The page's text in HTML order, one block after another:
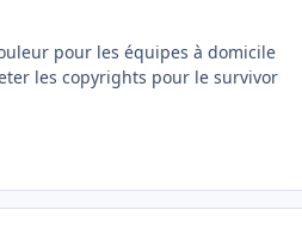
pour les équipes à domicile
les copyrights pour le survivor